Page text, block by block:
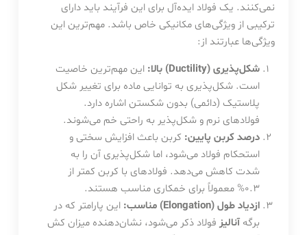
نمی‌کنند. یک فولاد ایده‌آل برای این فرآیند باید دارای
ترکیبی از ویژگی‌های مکانیکی خاص باشد. مهم‌ترین این
ویژگی‌ها عبارتند از:
شکل‌پذیری (Ductility) بالا:
این مهم‌ترین خاصیت
است. شکل‌پذیری به توانایی ماده برای تغییر شکل
پلاستیک (دائمی) بدون شکستن اشاره دارد.
فولادهای نرم و شکل‌پذیر به راحتی خم می‌شوند.
درصد کربن پایین: کربن باعث افزایش سختی و
استحکام فولاد می‌شود، اما شکل‌پذیری آن را به
شدت کاهش می‌دهد. فولادهای با کربن کمتر از
0.3% معمولاً برای خمکاری مناسب هستند.
ازدیاد طول (Elongation) مناسب:
این پارامتر که در
برگهآنالیزفولاد ذکر می‌شود، نشان‌دهنده میزان کش